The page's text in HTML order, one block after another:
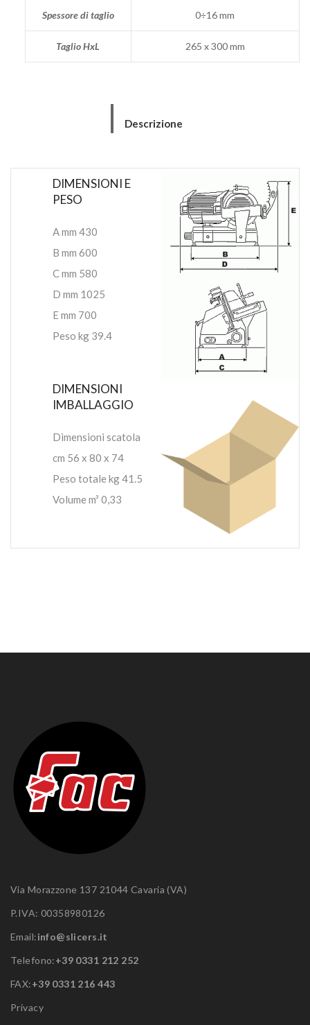
Spessore di taglio 0÷16 mm
Taglio HxL 265 x 300 mm
Descrizione
DIMENSIONI E
PESO
A mm 430
B mm 600
C mm 580
D mm 1025
E mm 700
Peso kg 39.4
DIMENSIONI
IMBALLAGGIO
Dimensioni scatola
cm 56 x 80 x 74
Peso totale kg 41.5
Volume m³ 0,33
Via Morazzone 137 21044 Cavaria (VA)
P.IVA: 00358980126
Email:info@slicers.it
Telefono:+39 0331 212 252
FAX:+39 0331 216 443
Privacy